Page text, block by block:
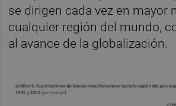
se dirigen cada vez en mayor
cualquier región del mundo,
al avance de la globalización.